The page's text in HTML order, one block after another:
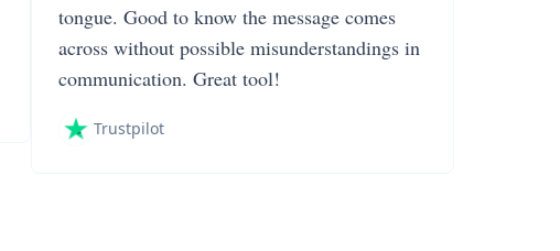
tongue. Good to know the message comes
across without possible misunderstandings in
communication. Great tool!
Trustpilot